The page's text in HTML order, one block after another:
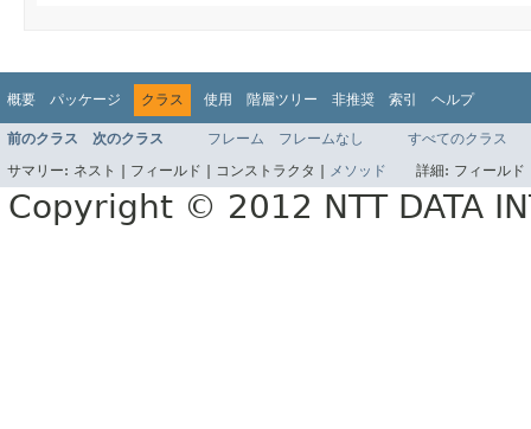
概要 パッケージ クラス 使用 階層ツリー 非推奨 索引 ヘルプ
前のクラス 次のクラス フレーム フレームなし
すべてのクラス
サマリー: ネスト | フィールド | コンストラクタ | メソッド 詳細: フィール
Copyright © 2012 NTT DATA